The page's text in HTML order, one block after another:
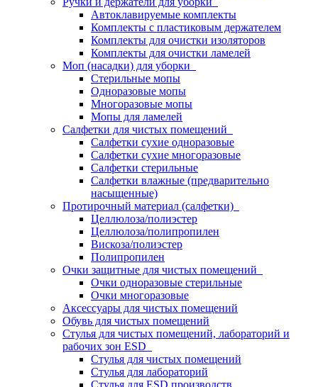
Автоклавируемые комплекты
Комплекты с пластиковым держателем
Комплекты для очистки изоляторов
Комплекты для очистки ламелей
Моп (насадки) для уборки
Стерильные мопы
Одноразовые мопы
Многоразовые мопы
Мопы для ламелей
Салфетки для чистых помещений
Салфетки сухие одноразовые
Салфетки сухие многоразовые
Салфетки стерильные
Салфетки влажные (предварительно
насыщенные)
Протирочный материал (салфетки)
Целлюлоза/полиэстер
Целлюлоза/полипропилен
Вискоза/полиэстер
Полипропилен
Очки защитные для чистых помещений
Очки одноразовые стерильные
Очки многоразовые
Аксессуары для чистых помещений
Обувь для чистых помещений
Стулья для чистых помещений, лабораторий и
рабочих зон ESD
Стулья для чистых помещений
Стулья для лабораторий